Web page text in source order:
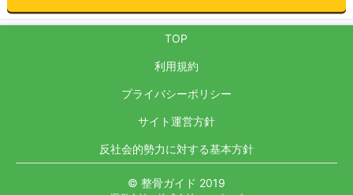
TOP
利用規約
プライバシーポリシー
サイト運営方針
反社会的勢力に対する基本方針
© 整骨ガイド 2019